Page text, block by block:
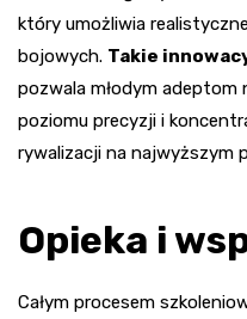
który umożliwia
bojowych. Takie
pozwala młodym adeptom
poziomu precyzji i
rywalizacji na najwyższym
Opieka i
Całym procesem